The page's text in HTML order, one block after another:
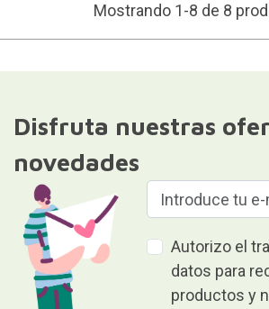
Mostrando 1-8 de 8
Disfruta nuestras
novedades
Autorizo el
datos para
productos y